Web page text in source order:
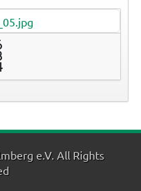
e.V. All Rights